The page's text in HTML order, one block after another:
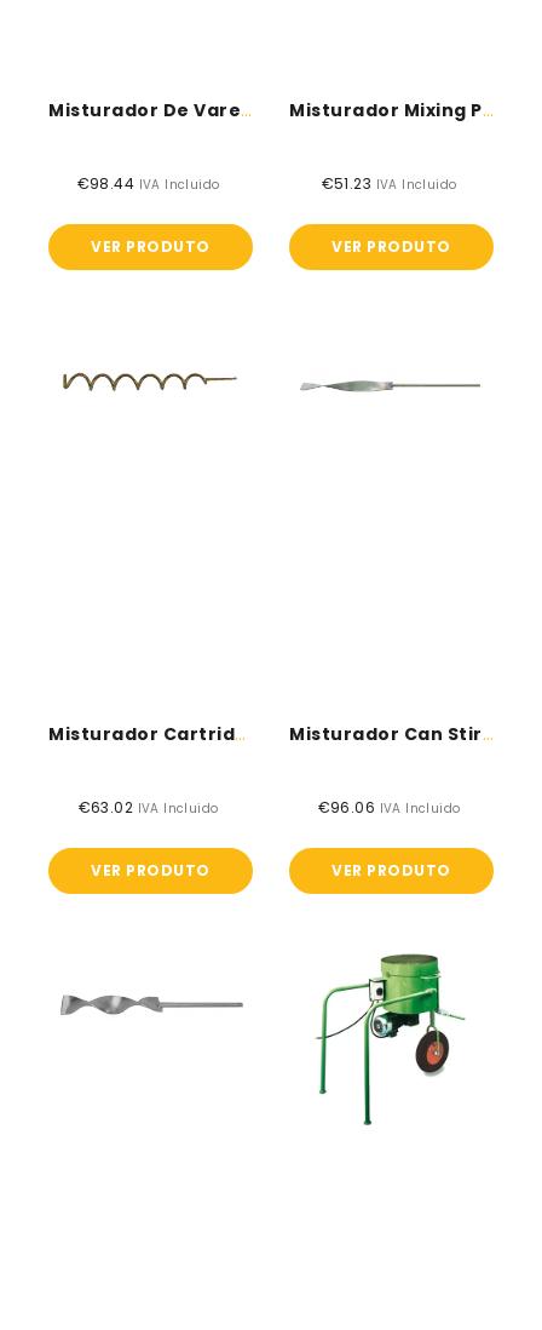
Misturador De Vareta Para Barris
Preço
€98.44 IVA Incluido
VER PRODUTO
Misturador Mixing Propeller
Preço
€51.23 IVA Incluido
VER PRODUTO
stirrer
Misturador Cartridge Stirrer
Preço
€63.02 IVA Incluido
VER PRODUTO
Misturador Can Stirrer - Smaller
Preço
€96.06 IVA Incluido
VER PRODUTO
stirrer
de
mistura
de
argamassas
sintéticas